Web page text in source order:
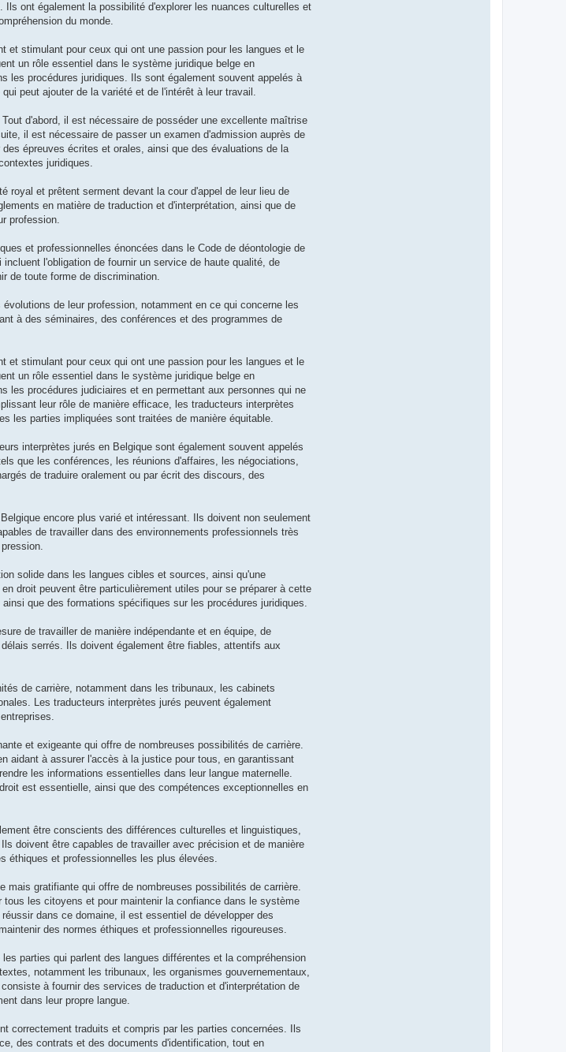
ont également la possibilité d'explorer les nuances culturelles et
du monde.
et stimulant pour ceux qui ont une passion pour les langues et le
un rôle essentiel dans le système juridique belge en
les procédures juridiques. Ils sont également souvent appelés à
peut ajouter de la variété et de l'intérêt à leur travail.
d'abord, il est nécessaire de posséder une excellente maîtrise
il est nécessaire de passer un examen d'admission auprès de
épreuves écrites et orales, ainsi que des évaluations de la
juridiques.
royal et prêtent serment devant la cour d'appel de leur lieu de
en matière de traduction et d'interprétation, ainsi que de
profession.
et professionnelles énoncées dans le Code de déontologie de
l'obligation de fournir un service de haute qualité, de
de toute forme de discrimination.
de leur profession, notamment en ce qui concerne les
à des séminaires, des conférences et des programmes de
et stimulant pour ceux qui ont une passion pour les langues et le
un rôle essentiel dans le système juridique belge en
les procédures judiciaires et en permettant aux personnes qui ne
leur rôle de manière efficace, les traducteurs interprètes
les parties impliquées sont traitées de manière équitable.
interprètes jurés en Belgique sont également souvent appelés
que les conférences, les réunions d'affaires, les négociations,
de traduire oralement ou par écrit des discours, des
encore plus varié et intéressant. Ils doivent non seulement
de travailler dans des environnements professionnels très
solide dans les langues cibles et sources, ainsi qu'une
droit peuvent être particulièrement utiles pour se préparer à cette
que des formations spécifiques sur les procédures juridiques.
de travailler de manière indépendante et en équipe, de
serrés. Ils doivent également être fiables, attentifs aux
de carrière, notamment dans les tribunaux, les cabinets
Les traducteurs interprètes jurés peuvent également
et exigeante qui offre de nombreuses possibilités de carrière.
aidant à assurer l'accès à la justice pour tous, en garantissant
les informations essentielles dans leur langue maternelle.
est essentielle, ainsi que des compétences exceptionnelles en
être conscients des différences culturelles et linguistiques,
doivent être capables de travailler avec précision et de manière
éthiques et professionnelles les plus élevées.
mais gratifiante qui offre de nombreuses possibilités de carrière.
les citoyens et pour maintenir la confiance dans le système
dans ce domaine, il est essentiel de développer des
des normes éthiques et professionnelles rigoureuses.
parties qui parlent des langues différentes et la compréhension
notamment les tribunaux, les organismes gouvernementaux,
à fournir des services de traduction et d'interprétation de
dans leur propre langue.
correctement traduits et compris par les parties concernées. Ils
des contrats et des documents d'identification, tout en